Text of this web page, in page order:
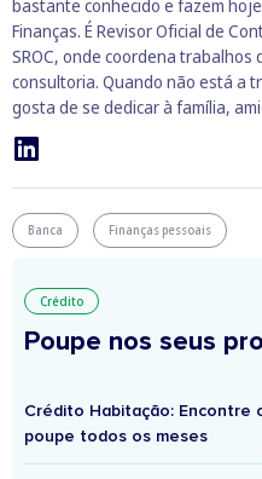
bastante conhecido e fazem
Finanças. É Revisor Oficial de
SROC, onde coordena
consultoria. Quando não está a
gosta de se dedicar à família,
Banca Finanças pessoais
Crédito
Poupe nos seus
Crédito Habitação: Encontre
poupe todos os meses